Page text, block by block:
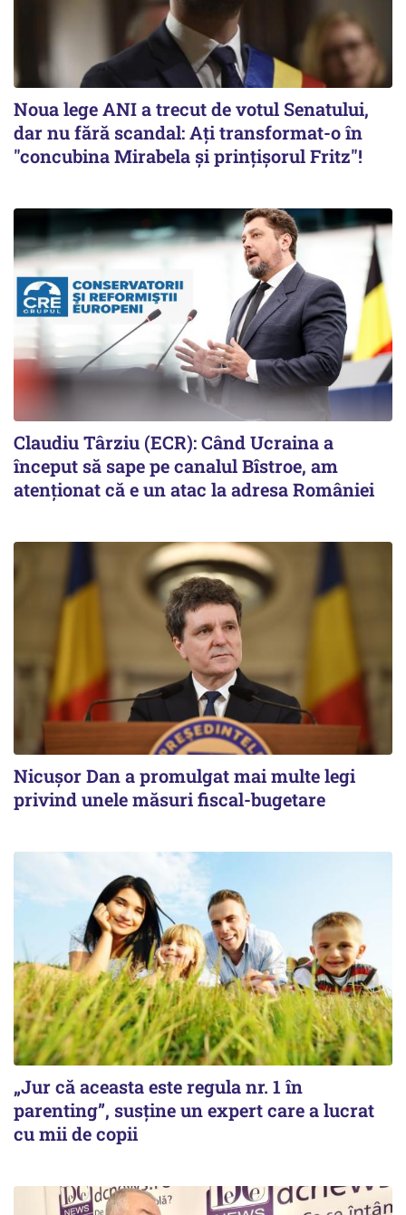
Noua lege ANI a trecut de votul Senatului,
dar nu fără scandal: Ați transformat-o în
"concubina Mirabela şi prinţişorul Fritz"!
Claudiu Târziu (ECR): Când Ucraina a
început să sape pe canalul Bîstroe, am
atenționat că e un atac la adresa României
Nicușor Dan a promulgat mai multe legi
privind unele măsuri fiscal-bugetare
„Jur că aceasta este regula nr. 1 în
parenting”, susține un expert care a lucrat
cu mii de copii